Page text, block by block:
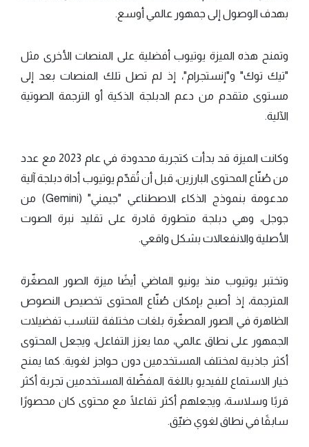
بهدف الوصول إلى جمهور عالمي أوسع.
وتمنح هذه الميزة يوتيوب أفضلية على المنصات الأخرى مثل
"تيك توك" و"إنستجرام"، إذ لم تصل تلك المنصات بعد إلى
مستوى متقدم من دعم الدبلجة الذكية أو الترجمة الصوتية
الآلية.
وكانت الميزة قد بدأت كتجربة محدودة في عام 2023 مع عدد
من صُنّاع المحتوى البارزين، قبل أن تُقدّم يوتيوب أداة دبلجة آلية
مدعومة بنموذج الذكاء الاصطناعي "جيمني" (Gemini) من
جوجل، وهي دبلجة متطورة قادرة على تقليد نبرة الصوت
الأصلية والانفعالات بشكل واقعي.
وتختبر يوتيوب منذ يونيو الماضي أيضًا ميزة الصور المصغّرة
المترجمة، إذ أصبح بإمكان صُنّاع المحتوى تخصيص النصوص
الظاهرة في الصور المصغّرة بلغات مختلفة لتناسب تفضيلات
الجمهور على نطاق عالمي، مما يعزز التفاعل، ويجعل المحتوى
أكثر جاذبية لمختلف المستخدمين دون حواجز لغوية. كما يمنح
خيار الاستماع للفيديو باللغة المفضّلة المستخدمين تجربة أكثر
قربًا وسلاسة، ويجعلهم أكثر تفاعلًا مع محتوى كان محصورًا
سابقًا في نطاق لغوي ضيّق.